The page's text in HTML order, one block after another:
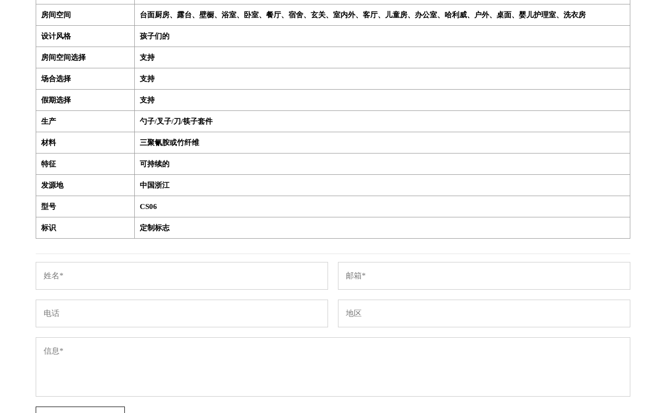
房间空间 台面厨房、露台、壁橱、浴室、卧室、餐厅、宿舍、玄关、室内外、客厅、儿童房、办公室、哈利威、户外、桌面、婴儿护理室、洗衣房
设计风格 孩子们的
房间空间选择 支持
场合选择 支持
假期选择 支持
生产 勺子/叉子/刀/筷子套件
材料 三聚氰胺或竹纤维
特征 可持续的
发源地 中国浙江
型号 CS06
标识 定制标志